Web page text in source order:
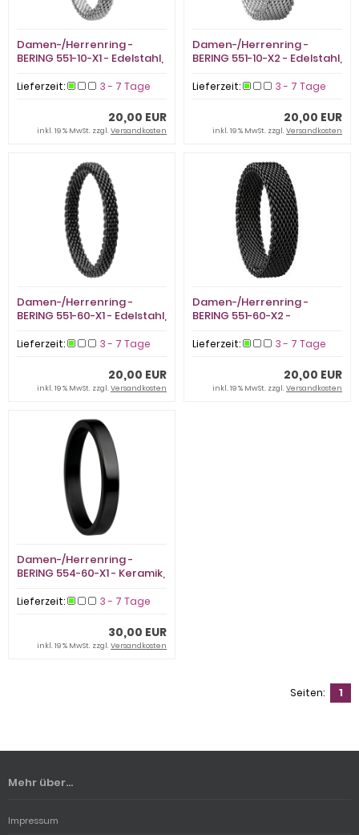
Damen-/Herrenring -
BERING 551-10-X1 - Edelstahl,
Lieferzeit: 3 - 7 Tage
20,00 EUR
inkl. 19 % MwSt. zzgl.Versandkosten
Damen-/Herrenring -
BERING 551-10-X2 - Edelstahl,
Lieferzeit: 3 - 7 Tage
20,00 EUR
inkl. 19 % MwSt. zzgl.Versandkosten
Damen-/Herrenring -
BERING 551-60-X1 - Edelstahl,
Lieferzeit: 3 - 7 Tage
20,00 EUR
inkl. 19 % MwSt. zzgl.Versandkosten
Damen-/Herrenring -
BERING 551-60-X2 -
Lieferzeit: 3 - 7 Tage
20,00 EUR
inkl. 19 % MwSt. zzgl.Versandkosten
Damen-/Herrenring -
BERING 554-60-X1 - Keramik,
Lieferzeit: 3 - 7 Tage
30,00 EUR
inkl. 19 % MwSt. zzgl.Versandkosten
Seiten: 1
Mehr über...
Impressum